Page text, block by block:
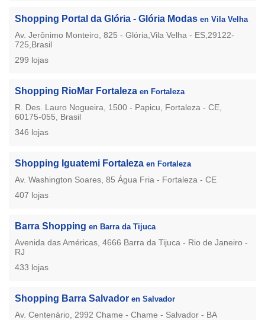
Shopping Portal da Glória - Glória Modas en Vila Velha
Av. Jerônimo Monteiro, 825 - Glória,Vila Velha - ES,29122-
725,Brasil
299 lojas
Shopping RioMar Fortaleza en Fortaleza
R. Des. Lauro Nogueira, 1500 - Papicu, Fortaleza - CE,
60175-055, Brasil
346 lojas
Shopping Iguatemi Fortaleza en Fortaleza
Av. Washington Soares, 85 Água Fria - Fortaleza - CE
407 lojas
Barra Shopping en Barra da Tijuca
Avenida das Américas, 4666 Barra da Tijuca - Rio de Janeiro -
RJ
433 lojas
Shopping Barra Salvador en Salvador
Av. Centenário, 2992 Chame - Chame - Salvador - BA